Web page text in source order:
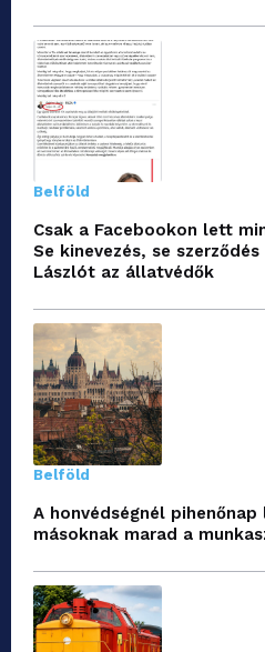
Belföld
Csak a Facebookon lett
Se kinevezés, se
Lászlót az állatvédők
Belföld
A honvédségnél pihenőnap
másoknak marad a